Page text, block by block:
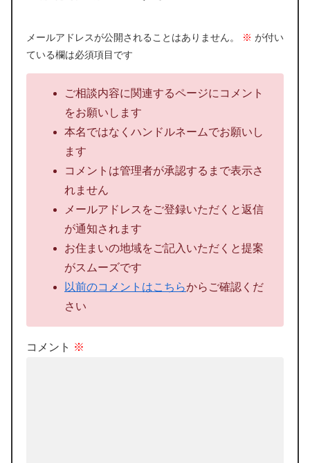
メールアドレスが公開されることはありません。 ※ が付い
ている欄は必須項目です
ご相談内容に関連するページにコメント
をお願いします
本名ではなくハンドルネームでお願いし
ます
コメントは管理者が承認するまで表示さ
れません
メールアドレスをご登録いただくと返信
が通知されます
お住まいの地域をご記入いただくと提案
がスムーズです
以前のコメントはこちらからご確認くだ
さい
コメント ※